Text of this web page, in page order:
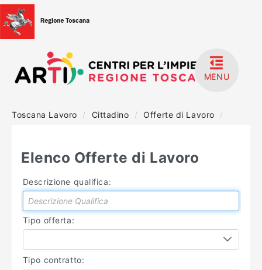
MENU
HOME
MANUALISTICA
Toscana Lavoro / Cittadino / Offerte di Lavoro /
Elenco Offerte di Lavoro
Descrizione qualifica:
Tipo offerta:
Tipo contratto: